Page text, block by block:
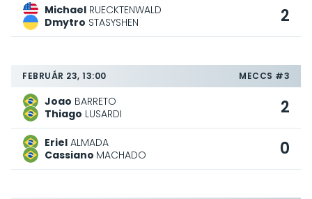
Michael RUECKTENWALD
Dmytro STASYSHEN 2
FEBRUÁR 23, 13:00 MECCS #3
Joao BARRETO
Thiago LUSARDI 2
Eriel ALMADA
Cassiano MACHADO 0